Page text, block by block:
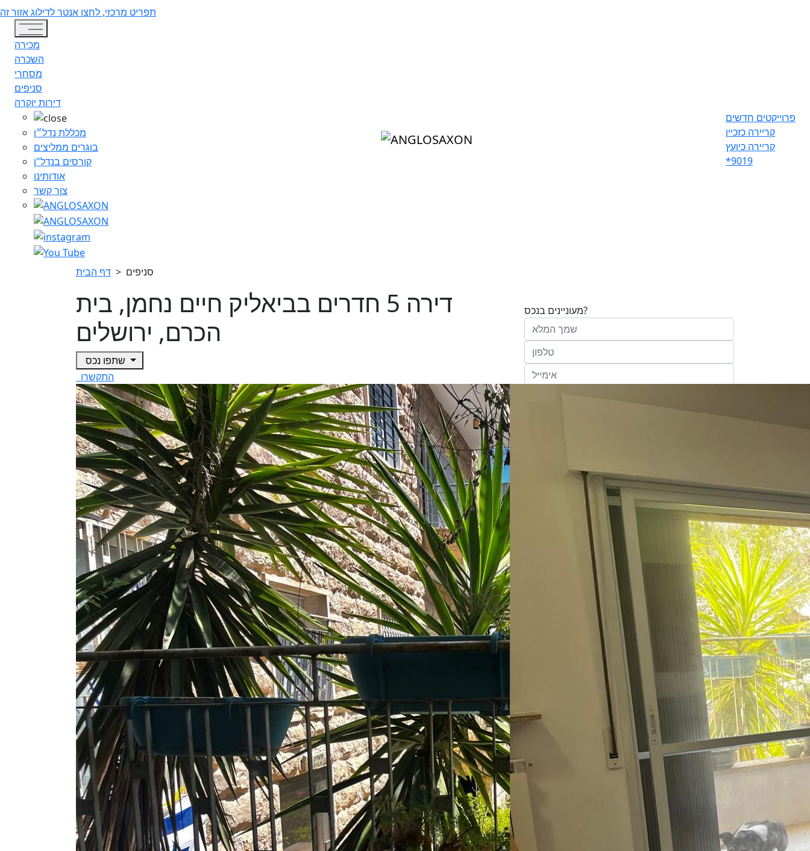
תפריט מרכזי, לחצו אנטר לדילוג אזור זה
Toggle navigation
מכירה
השכרה
מסחרי
סניפים
דירות יוקרה
מכללת נדל״ן
בוגרים ממליצים
קורסים בנדל"ן
אודותינו
צור קשר
פרוייקטים חדשים
קריירה כזכיין
קריירה כיועץ
*9019
דף הבית > סניפים
דירה 5 חדרים בביאליק חיים נחמן, בית
הכרם, ירושלים
התקשרו
מעוניינים בנכס?
פעילותיה, לרבות אך לא רק, לעריכת ניתוח מידע
ומחקר סטטיסטי. למדיניות הפרטיות של החברה.